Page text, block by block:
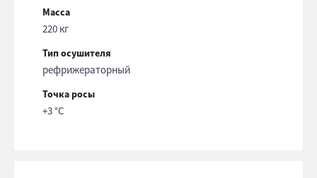
Масса
220 кг
Тип осушителя
рефрижераторный
Точка росы
+3 °С